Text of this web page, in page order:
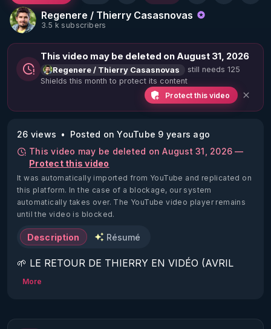
Regenere / Thierry Casasnovas
3.5 k subscribers
This video may be deleted on August 31, 2026
Regenere / Thierry Casasnovas
still needs 125
Shields this month to protect its content
Protect this video
26 views
Posted on YouTube 9 years ago
This video may be deleted on August 31, 2026 —
Protect this video
It was automatically imported from YouTube and replicated on
this platform. In the case of a blockage, our system
automatically takes over. The YouTube video player remains
until the video is blocked.
Description Résumé
🌱 LE RETOUR DE THIERRY EN VIDÉO (AVRIL
2022)!
https://www.rgnr.fr/presentation.html
More